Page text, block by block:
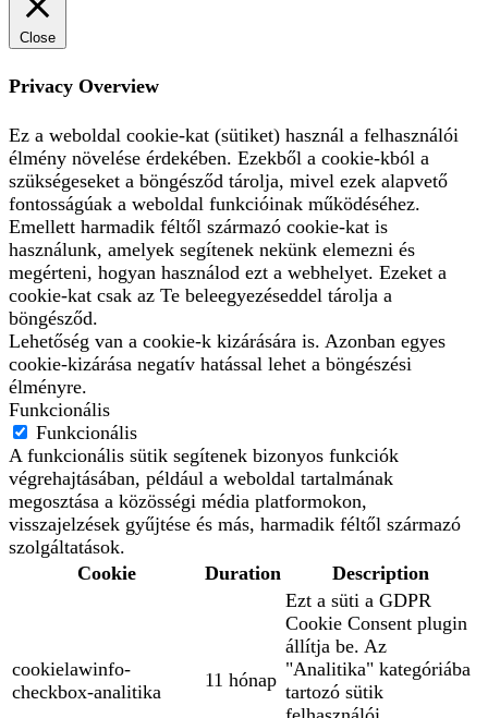
Close
Privacy Overview
Ez a weboldal cookie-kat (sütiket) használ a felhasználói
élmény növelése érdekében. Ezekből a cookie-kból a
szükségeseket a böngésződ tárolja, mivel ezek alapvető
fontosságúak a weboldal funkcióinak működéséhez.
Emellett harmadik féltől származó cookie-kat is
használunk, amelyek segítenek nekünk elemezni és
megérteni, hogyan használod ezt a webhelyet. Ezeket a
cookie-kat csak az Te beleegyezéseddel tárolja a
böngésződ.
Lehetőség van a cookie-k kizárására is. Azonban egyes
cookie-kizárása negatív hatással lehet a böngészési
élményre.
Funkcionális
Funkcionális
A funkcionális sütik segítenek bizonyos funkciók
végrehajtásában, például a weboldal tartalmának
megosztása a közösségi média platformokon,
visszajelzések gyűjtése és más, harmadik féltől származó
szolgáltatások.
Cookie
Duration Description
cookielawinfo-
checkbox-analitika
11 hónap
Ezt a süti a GDPR
Cookie Consent plugin
állítja be. Az
"Analitika" kategóriába
tartozó sütik